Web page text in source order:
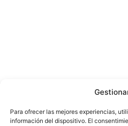
Para ofrecer las mejores experiencias,
información del dispositivo. El